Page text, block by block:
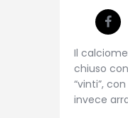
Il
chiuso
“vinti”,
invece